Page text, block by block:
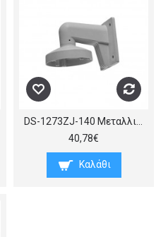
40,78€
Καλάθι